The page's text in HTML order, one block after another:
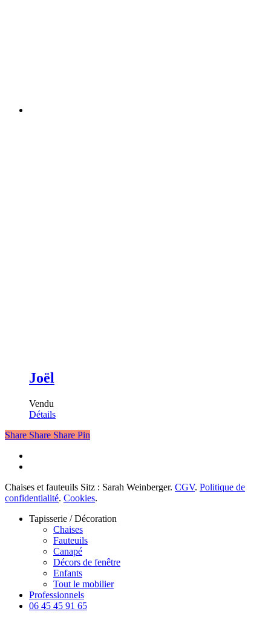
Joël
Vendu
Détails
Share Share Share Pin
Chaises et fauteuils Sitz : Sarah Weinberger. CGV. Politique de
confidentialité. Cookies.
FermerTapisserie / Décoration
Chaises
Fauteuils
Canapé
Décors de fenêtre
Enfants
Tout le mobilier
Professionnels
06 45 45 91 65